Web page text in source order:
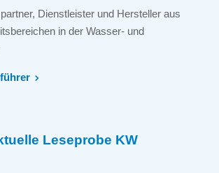
Dienstleister und Hersteller aus
in der Wasser- und
Leseprobe KW